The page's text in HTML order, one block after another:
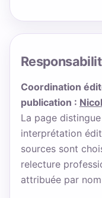
Coordination
publication :
La page
interprétation
sources sont
relecture
attribuée par